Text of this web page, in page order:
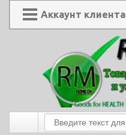
Аккаунт клиента